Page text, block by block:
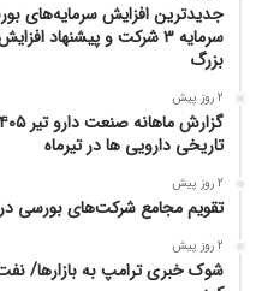
جدیدترین افزایش سرمایه‌های
بزرگ
2 روز پیش
تاریخی دارویی ها در تیرماه
2 روز پیش
تقویم مجامع شرکت‌های بورسی در
2 روز پیش